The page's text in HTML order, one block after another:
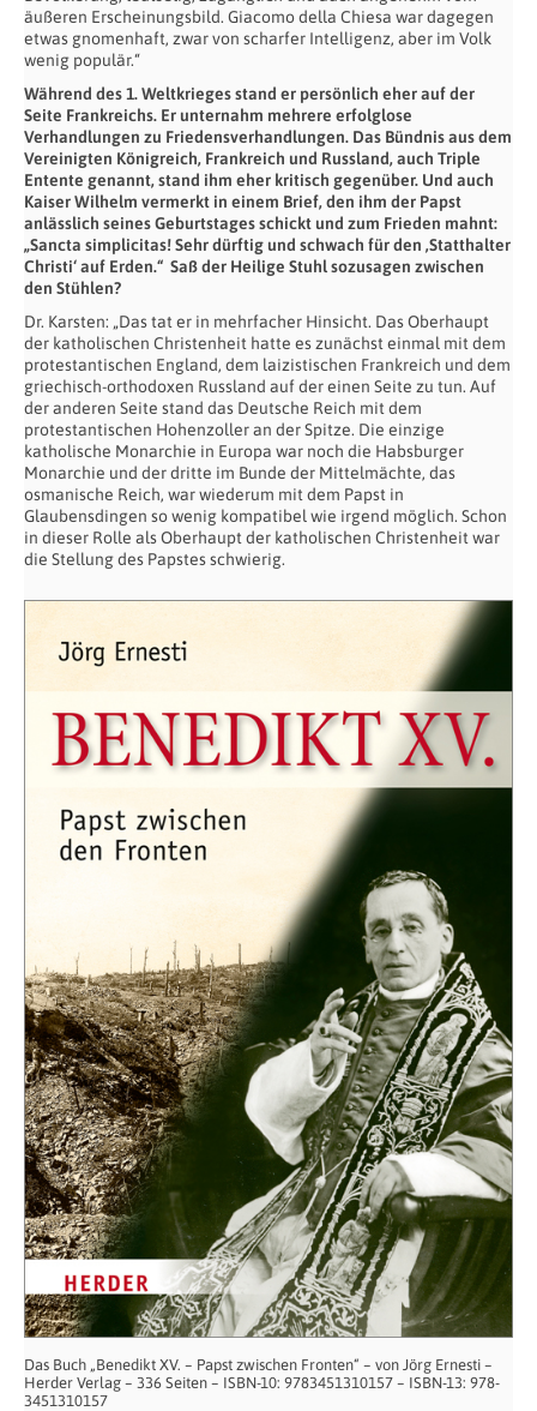
äußeren Erscheinungsbild. Giacomo della Chiesa war dagegen
etwas gnomenhaft, zwar von scharfer Intelligenz, aber im Volk
wenig populär.“
Während des 1. Weltkrieges stand er persönlich eher auf der
Seite Frankreichs. Er unternahm mehrere erfolglose
Verhandlungen zu Friedensverhandlungen. Das Bündnis aus dem
Vereinigten Königreich, Frankreich und Russland, auch Triple
Entente genannt, stand ihm eher kritisch gegenüber. Und auch
Kaiser Wilhelm vermerkt in einem Brief, den ihm der Papst
anlässlich seines Geburtstages schickt und zum Frieden mahnt:
„Sancta simplicitas! Sehr dürftig und schwach für den ‚Statthalter
Christi‘ auf Erden.“ Saß der Heilige Stuhl sozusagen zwischen
den Stühlen?
Dr. Karsten: „Das tat er in mehrfacher Hinsicht. Das Oberhaupt
der katholischen Christenheit hatte es zunächst einmal mit dem
protestantischen England, dem laizistischen Frankreich und dem
griechisch-orthodoxen Russland auf der einen Seite zu tun. Auf
der anderen Seite stand das Deutsche Reich mit dem
protestantischen Hohenzoller an der Spitze. Die einzige
katholische Monarchie in Europa war noch die Habsburger
Monarchie und der dritte im Bunde der Mittelmächte, das
osmanische Reich, war wiederum mit dem Papst in
Glaubensdingen so wenig kompatibel wie irgend möglich. Schon
in dieser Rolle als Oberhaupt der katholischen Christenheit war
die Stellung des Papstes schwierig.
Das Buch „Benedikt XV. – Papst zwischen Fronten“ – von Jörg Ernesti –
Herder Verlag – 336 Seiten – ISBN-10: 9783451310157 – ISBN-13: 978-
3451310157